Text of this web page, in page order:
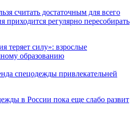
считать достаточным для всего
приходится регулярно пересобирать
спецодежды привлекательней
в России пока еще слабо развит